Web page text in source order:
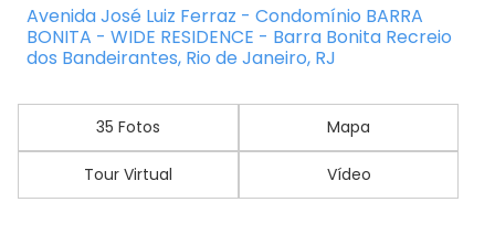
Avenida José Luiz Ferraz - Condomínio BARRA
BONITA - WIDE RESIDENCE - Barra Bonita Recreio
dos Bandeirantes, Rio de Janeiro, RJ
35 Fotos Mapa
Tour Virtual Vídeo